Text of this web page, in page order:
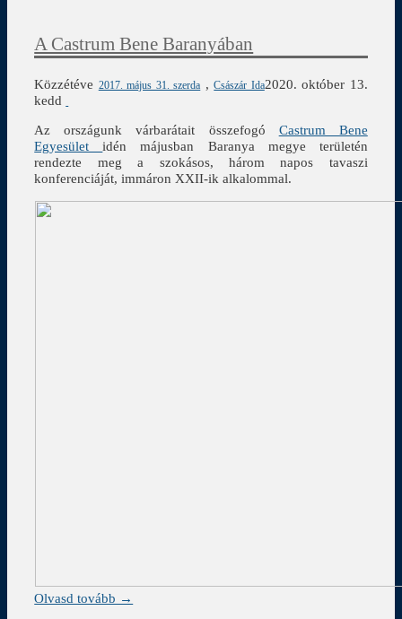
A Castrum Bene Baranyában
Közzétéve 2017. május 31. szerda ,Császár Ida2020. október 13.
kedd
Az országunk várbarátait összefogó Castrum Bene
Egyesületidén májusban Baranya megye területén
rendezte meg a szokásos, három napos tavaszi
konferenciáját, immáron XXII-ik alkalommal.
Olvasd tovább →